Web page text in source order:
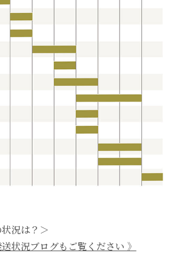
況は？＞
状況ブログもご覧ください 》